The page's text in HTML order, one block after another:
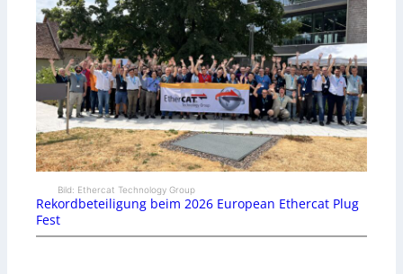
Bild: Ethercat Technology Group
Rekordbeteiligung beim 2026 European Ethercat Plug
Fest